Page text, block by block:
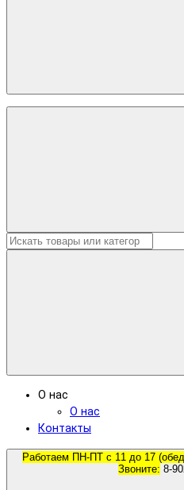
О нас
О нас
Контакты
Работаем ПН-ПТ с 11 до 17
Звоните: